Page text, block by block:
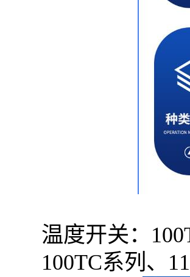
温度开关：
100TC系列、